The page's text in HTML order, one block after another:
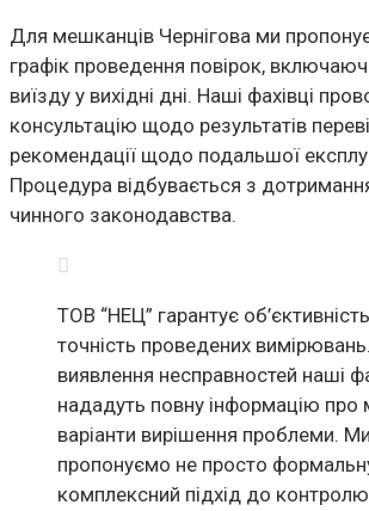
Для мешканців Чернігова ми
графік проведення повірок,
виїзду у вихідні дні. Наші фахівці
консультацію щодо результатів
рекомендації щодо подальшої
Процедура відбувається з
чинного законодавства.
ТОВ “НЕЦ” гарантує
точність проведених
виявлення несправностей наші
нададуть повну інформацію про
варіанти вирішення проблеми. Ми
пропонуємо не просто
комплексний підхід до